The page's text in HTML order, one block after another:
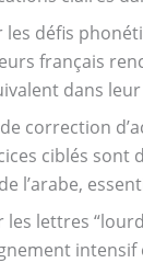
les défis
français
correction
ciblés
l’arabe,
les lettres